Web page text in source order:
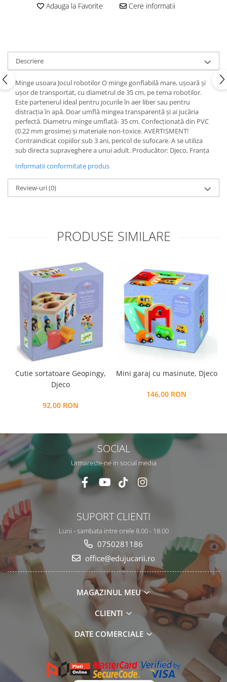
Adauga la Favorite Cere informatii
Descriere
Minge usoara Jocul robotilor O minge gonflabilă mare, ușoară și
ușor de transportat, cu diametrul de 35 cm, pe tema robotilor.
Este partenerul ideal pentru jocurile în aer liber sau pentru
distracția în apă. Doar umflă mingea transparentă și ai jucăria
perfectă. Diametru minge umflată- 35 cm. Confecționată din PVC
(0.22 mm grosime) și materiale non-toxice. AVERTISMENT!
Contraindicat copiilor sub 3 ani, pericol de sufocare. A se utiliza
sub directa supraveghere a unui adult. Producător: Djeco, Franța
Informatii conformitate produs
Review-uri(0)
PRODUSE SIMILARE
Cutie sortatoare Geopingy,
Djeco
92,00 RON
Mini garaj cu masinute, Djeco
146,00 RON
SOCIAL
Urmareste-ne in social media
SUPORT CLIENTI
Luni - sambata intre orele 8.00 - 18.00
0750281186
office@edujucarii.ro
MAGAZINUL MEU
CLIENTI
DATE COMERCIALE